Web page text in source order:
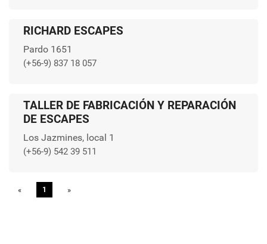
RICHARD ESCAPES
Pardo 1651
(+56-9) 837 18 057
TALLER DE FABRICACIÓN Y REPARACIÓN
DE ESCAPES
Los Jazmines, local 1
(+56-9) 542 39 511
« Previous
1 »